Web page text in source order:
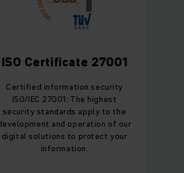
ISO Certificate 27001
Certified information security
ISO/IEC 27001: The highest
security standards apply to the
and operation of our
digital solutions to protect your
information.